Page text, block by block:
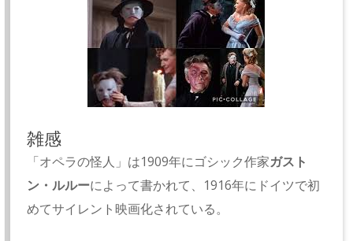
雑感
「オペラの怪人」は1909年にゴシック作家ガスト
ン・ルルーによって書かれて、1916年にドイツで初
めてサイレント映画化されている。